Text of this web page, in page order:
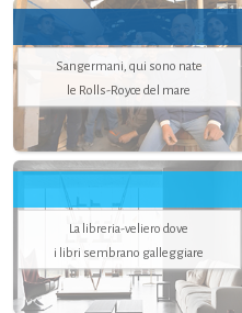
Sangermani, qui sono nate
le Rolls-Royce del mare
La libreria-veliero dove
i libri sembrano galleggiare